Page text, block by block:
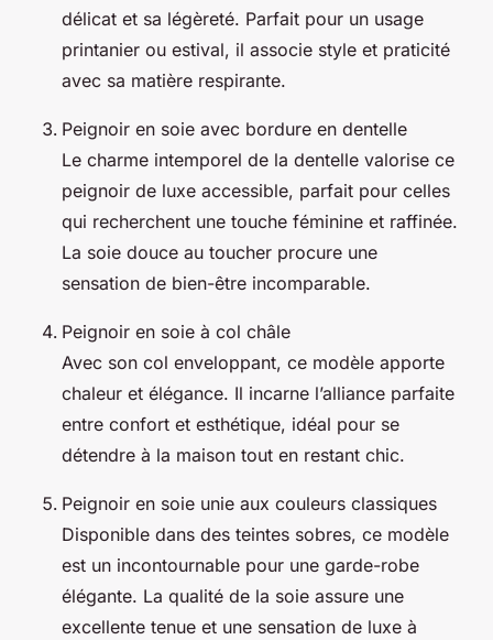
délicat et sa légèreté. Parfait pour un usage
printanier ou estival, il associe style et praticité
avec sa matière respirante.
Peignoir en soie avec bordure en dentelle
Le charme intemporel de la dentelle valorise ce
peignoir de luxe accessible, parfait pour celles
qui recherchent une touche féminine et raffinée.
La soie douce au toucher procure une
sensation de bien-être incomparable.
Peignoir en soie à col châle
Avec son col enveloppant, ce modèle apporte
chaleur et élégance. Il incarne l’alliance parfaite
entre confort et esthétique, idéal pour se
détendre à la maison tout en restant chic.
Peignoir en soie unie aux couleurs classiques
Disponible dans des teintes sobres, ce modèle
est un incontournable pour une garde-robe
élégante. La qualité de la soie assure une
excellente tenue et une sensation de luxe à